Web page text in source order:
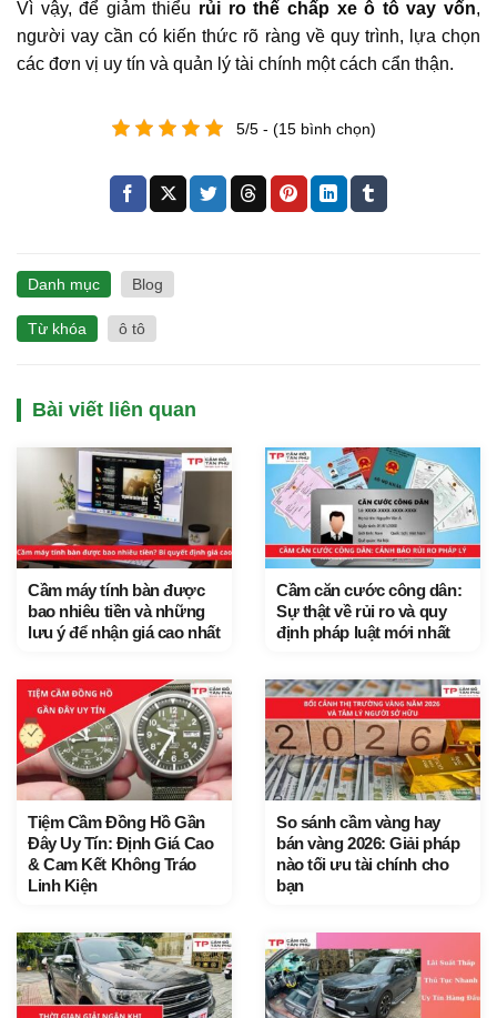
Vì vậy, để giảm thiểu rủi ro thế chấp xe ô tô vay vốn,
người vay cần có kiến thức rõ ràng về quy trình, lựa chọn
các đơn vị uy tín và quản lý tài chính một cách cẩn thận.
5/5 - (15 bình chọn)
Danh mục Blog
Từ khóa ô tô
Bài viết liên quan
Cầm máy tính bàn được
bao nhiêu tiền và những
lưu ý để nhận giá cao nhất
Cầm căn cước công dân:
Sự thật về rủi ro và quy
định pháp luật mới nhất
Tiệm Cầm Đồng Hồ Gần
Đây Uy Tín: Định Giá Cao
& Cam Kết Không Tráo
Linh Kiện
So sánh cầm vàng hay
bán vàng 2026: Giải pháp
nào tối ưu tài chính cho
bạn